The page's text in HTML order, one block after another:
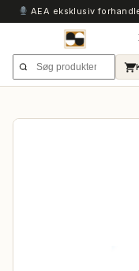
AEA eksklusiv